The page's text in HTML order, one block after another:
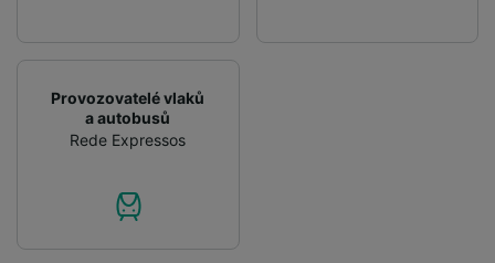
Provozovatelé vlaků
a autobusů
Rede Expressos